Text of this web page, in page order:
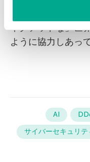
影響を与えると考
ネクテッドな」世
ように協力しあっ
AI
サイバーセキュリテ